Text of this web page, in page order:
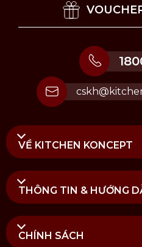
Lưu ý sử dụng Hũ thủy
Mua Hũ thủy tinh
2.2L chính hãng tại
TạiKitchen Koncept
VỀ KITCHEN KONCEPT
THÔNG TIN & HƯỚNG
CHÍNH SÁCH